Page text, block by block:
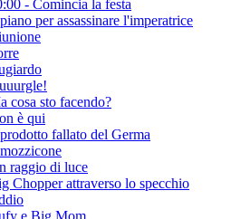
- Comincia la festa
per assassinare l'imperatrice
cosa sto facendo?
è qui
fallato del Germa
raggio di luce
Chopper attraverso lo specchio
e Big Mom